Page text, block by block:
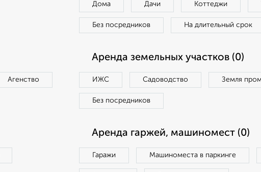
Дома Дачи Коттеджи
Без посредников На длительный срок
Агенство
Аренда земельных участков (0)
ИЖС Садоводство Земля
Без посредников
Аренда гаржей, машиномест (0)
Гаражи Машиноместа в паркинге